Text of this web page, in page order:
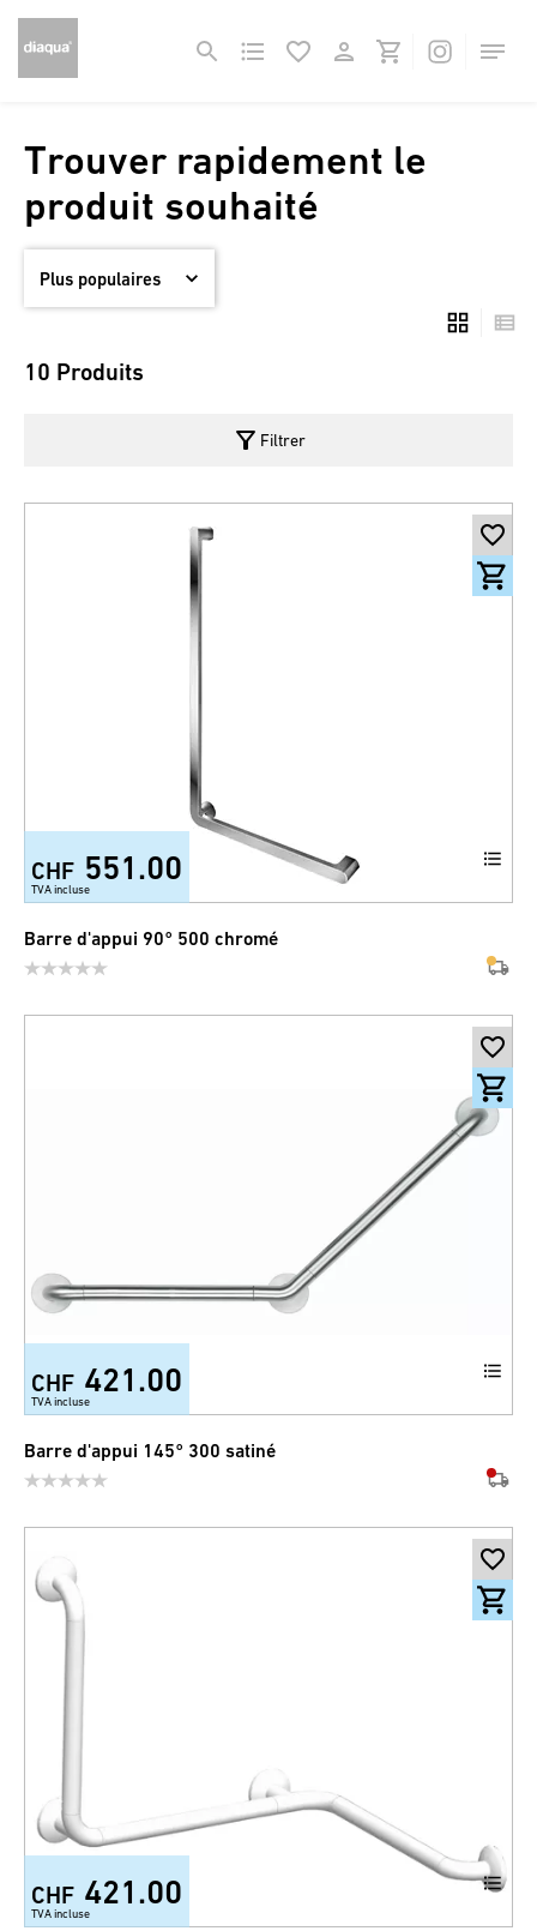
Trouver rapidement le
produit souhaité
10 Produits
filter_alt Filtrer
CHF 551.00
TVA incluse
Barre d'appui 90° 500 chromé
CHF 421.00
TVA incluse
Barre d'appui 145° 300 satiné
CHF 421.00
TVA incluse